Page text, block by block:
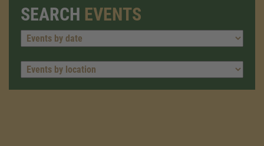
SEARCH EVENTS